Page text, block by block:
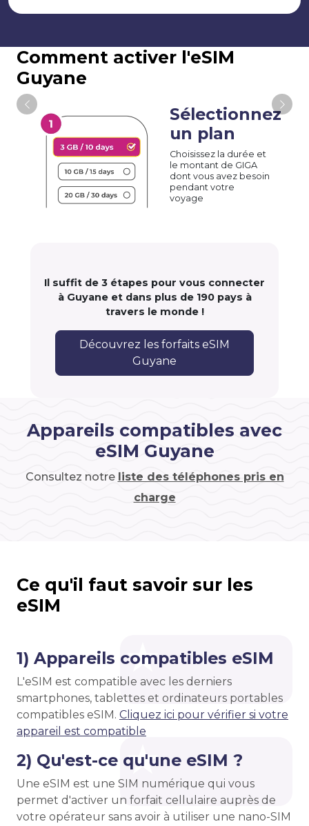
Comment activer l'eSIM
Guyane
Sélectionnez
un plan
Choisissez la durée et
le montant de GIGA
dont vous avez besoin
pendant votre
voyage
Il suffit de 3 étapes pour vous connecter
à Guyane et dans plus de 190 pays à
travers le monde !
Découvrez les forfaits eSIM
Guyane
Appareils compatibles avec
eSIM Guyane
Consultez notre liste des téléphones pris en
charge
Ce qu'il faut savoir sur les
eSIM
1) Appareils compatibles eSIM
L'eSIM est compatible avec les derniers
smartphones, tablettes et ordinateurs portables
compatibles eSIM. Cliquez ici pour vérifier si votre
appareil est compatible
2) Qu'est-ce qu'une eSIM ?
Une eSIM est une SIM numérique qui vous
permet d'activer un forfait cellulaire auprès de
votre opérateur sans avoir à utiliser une nano-SIM